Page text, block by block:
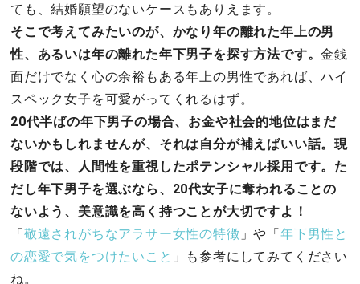
ても、結婚願望のないケースもありえます。
そこで考えてみたいのが、かなり年の離れた年上の男
性、あるいは年の離れた年下男子を探す方法です。金銭
面だけでなく心の余裕もある年上の男性であれば、ハイ
スペック女子を可愛がってくれるはず。
20代半ばの年下男子の場合、お金や社会的地位はまだ
ないかもしれませんが、それは自分が補えばいい話。現
段階では、人間性を重視したポテンシャル採用です。た
だし年下男子を選ぶなら、20代女子に奪われることの
ないよう、美意識を高く持つことが大切ですよ！
「 敬遠されがちなアラサー女性の特徴 」や「年下男性と
の恋愛で気をつけたいこと 」も参考にしてみてください
ね。